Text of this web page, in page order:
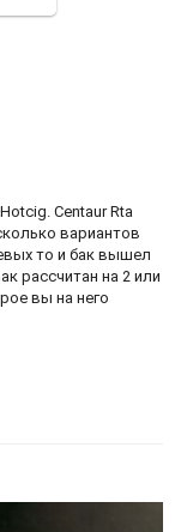
Centaur Rta
вариантов
то и бак вышел
рассчитан на 2 или
вы на него